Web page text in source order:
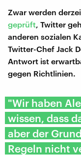
Zwar werden
geprüft , Twitter
anderen sozialen
Twitter-Chef Jack
Antwort ist
gegen Richtlinien.
"Wir haben
wissen, dass
aber der
Regeln nicht